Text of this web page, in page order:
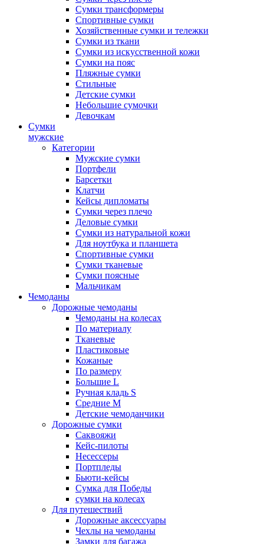
Сумки трансформеры
Спортивные сумки
Хозяйственные сумки и тележки
Сумки из ткани
Сумки из искусственной кожи
Сумки на пояс
Пляжные сумки
Стильные
Детские сумки
Небольшие сумочки
Девочкам
Сумки
мужские
Категории
Мужские сумки
Портфели
Барсетки
Клатчи
Кейсы дипломаты
Сумки через плечо
Деловые сумки
Сумки из натуральной кожи
Для ноутбука и планшета
Спортивные сумки
Сумки тканевые
Сумки поясные
Мальчикам
Чемоданы
Дорожные чемоданы
Чемоданы на колесах
По материалу
Тканевые
Пластиковые
Кожаные
По размеру
Большие L
Ручная кладь S
Средние M
Детские чемоданчики
Дорожные сумки
Саквояжи
Кейс-пилоты
Несессеры
Портпледы
Бьюти-кейсы
Сумка для Победы
сумки на колесах
Для путешествий
Дорожные аксессуары
Чехлы на чемоданы
Замки для багажа